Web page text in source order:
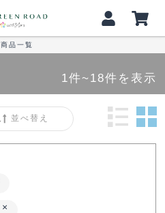
商品一覧
1件~18件を表示
並べ替え